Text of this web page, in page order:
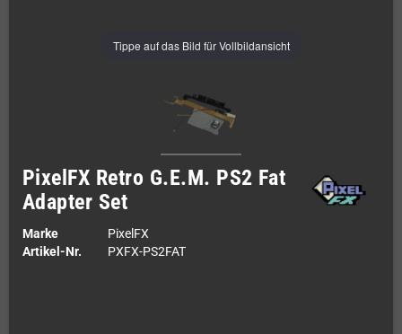
Tippe auf das Bild für Vollbildansicht
PixelFX Retro G.E.M. PS2 Fat
Adapter Set
Marke
PixelFX
Artikel-Nr.
PXFX-PS2FAT